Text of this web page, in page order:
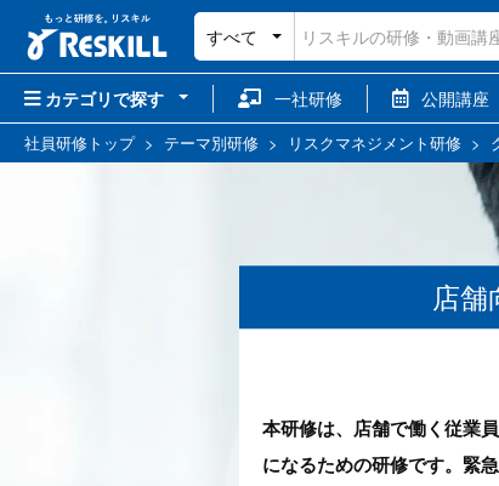
すべて
カテゴリで探す 一社研修 公開講座
社員研修トップ> テーマ別研修 > リスクマネジメント研修 >
店舗
本研修は、店舗で働く従業
になるための研修です。緊